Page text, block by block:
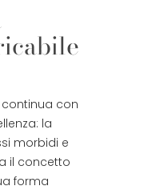
continua con
la
morbidi e
il concetto
forma